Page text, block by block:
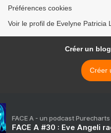
Préférences cookies
Voir le profil de Evelyne Patricia
Créer un
Créer
FACE A - un podcast Purecharts
FACE A #30 : Eve Angeli